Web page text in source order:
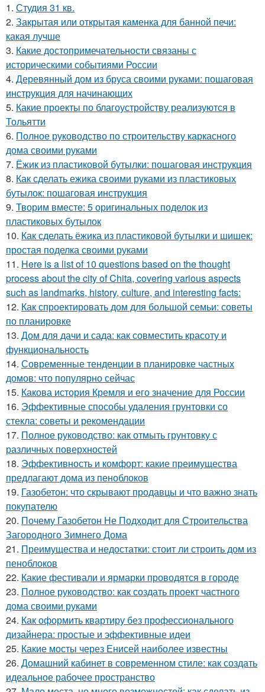
1. Студия 31 кв.
2. Закрытая или открытая каменка для банной печи:
какая лучше
3. Какие достопримечательности связаны с
историческими событиями России
4. Деревянный дом из бруса своими руками: пошаговая
инструкция для начинающих
5. Какие проекты по благоустройству реализуются в
Тольятти
6. Полное руководство по строительству каркасного
дома своими руками
7. Ёжик из пластиковой бутылки: пошаговая инструкция
8. Как сделать ежика своими руками из пластиковых
бутылок: пошаговая инструкция
9. Творим вместе: 5 оригинальных поделок из
пластиковых бутылок
10. Как сделать ёжика из пластиковой бутылки и шишек:
простая поделка своими руками
11. Here is a list of 10 questions based on the thought
process about the city of Chita, covering various aspects
such as landmarks, history, culture, and interesting facts:
12. Как спроектировать дом для большой семьи: советы
по планировке
13. Дом для дачи и сада: как совместить красоту и
функциональность
14. Современные тенденции в планировке частных
домов: что популярно сейчас
15. Какова история Кремля и его значение для России
16. Эффективные способы удаления грунтовки со
стекла: советы и рекомендации
17. Полное руководство: как отмыть грунтовку с
различных поверхностей
18. Эффективность и комфорт: какие преимущества
предлагают дома из пеноблоков
19. Газобетон: что скрывают продавцы и что важно знать
покупателю
20. Почему Газобетон Не Подходит для Строительства
Загородного Зимнего Дома
21. Преимущества и недостатки: стоит ли строить дом из
пеноблоков
22. Какие фестивали и ярмарки проводятся в городе
23. Полное руководство: как создать проект частного
дома своими руками
24. Как оформить квартиру без профессионального
дизайнера: простые и эффективные идеи
25. Какие мосты через Енисей наиболее известны
26. Домашний кабинет в современном стиле: как создать
идеальное рабочее пространство